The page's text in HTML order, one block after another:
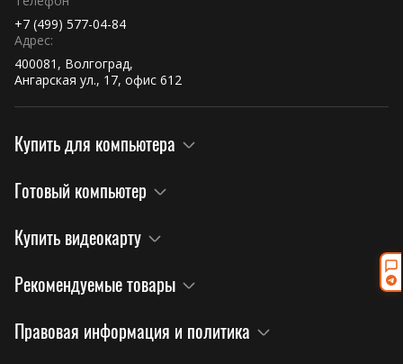
+7 (499) 577-04-84
Адрес:
400081, Волгоград,
Ангарская ул., 17, офис 612
Купить для компьютера
Готовый компьютер
Купить видеокарту
Рекомендуемые товары
Правовая информация и политика